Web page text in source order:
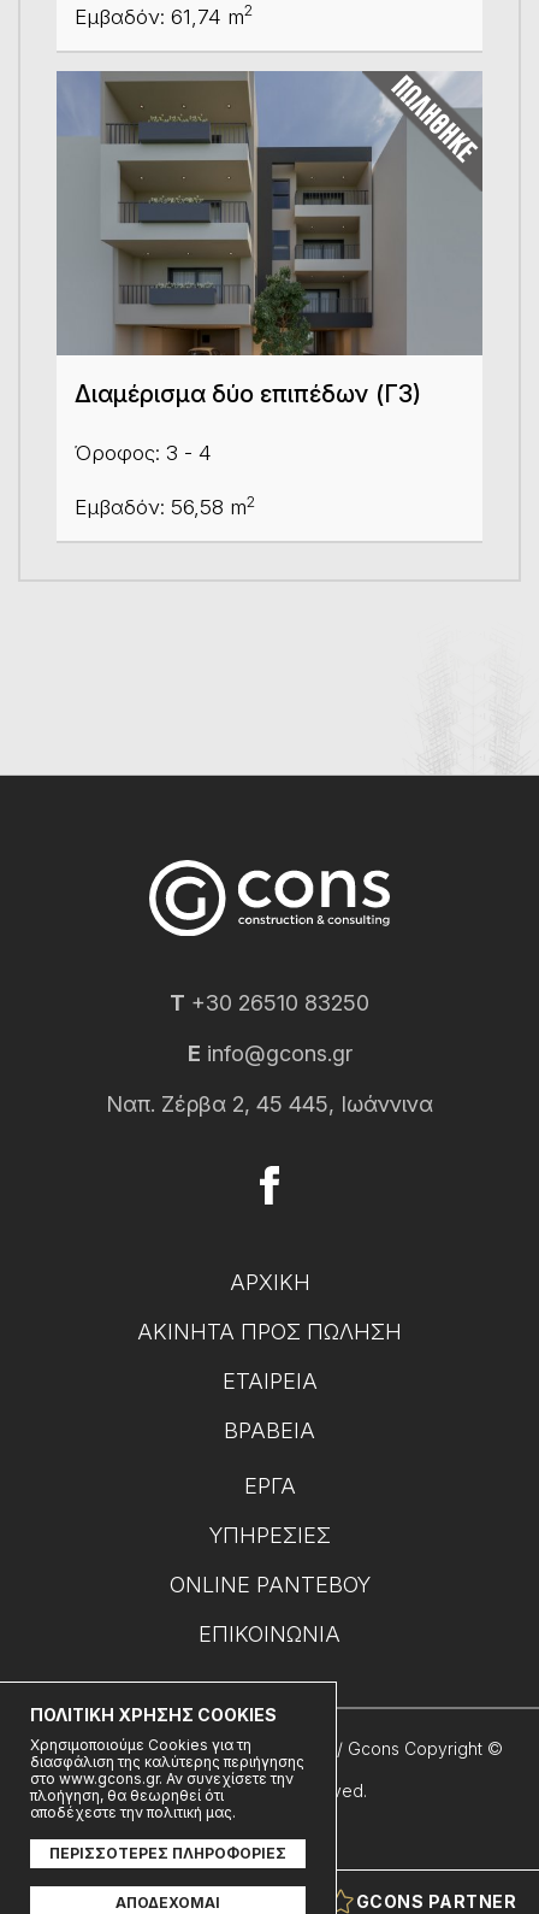
ΠΟΛΙΤΙΚΗ ΧΡΗΣΗΣ COOKIES
Χρησιμοποιούμε Cookies για τη
διασφάλιση της καλύτερης περιήγησης
στο www.gcons.gr. Αν συνεχίσετε την
πλοήγηση, θα θεωρηθεί ότι
αποδέχεστε την πολιτική μας.
ΠΕΡΙΣΣΟΤΕΡΕΣ ΠΛΗΡΟΦΟΡΙΕΣ
ΑΠΟΔΕΧΟΜΑΙ
Εμβαδόν: 61,74 m2
Διαμέρισμα δύο επιπέδων (Γ3)
Όροφος: 3 - 4
Εμβαδόν: 56,58 m2
GCONS PARTNER
T +30 26510 83250
E info@gcons.gr
Ναπ. Ζέρβα 2, 45 445, Ιωάννινα
ΑΡΧΙΚΉ
ΑΚΊΝΗΤΑ ΠΡΟΣ ΠΏΛΗΣΗ
ΕΤΑΙΡΕΊΑ
ΒΡΑΒΕΊΑ
ΈΡΓΑ
ΥΠΗΡΕΣΊΕΣ
ONLINE ΡΑΝΤΕΒΟΎ
ΕΠΙΚΟΙΝΩΝΊΑ
Όροι Χρήσης - Πολιτική Απορρήτου // Gcons Copyright ©
2026 All rights reserved.